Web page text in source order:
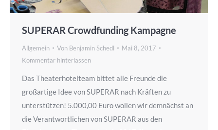
SUPERAR Crowdfunding Kampagne
Allgemein Von Benjamin Schedl
Mai 8, 2017
Kommentar hinterlassen
Das Theaterhotelteam bittet alle Freunde die
großartige Idee von SUPERAR nach Kräften zu
unterstützen! 5.000,00 Euro wollen wir demnächst an
die Verantwortlichen von SUPERAR aus den